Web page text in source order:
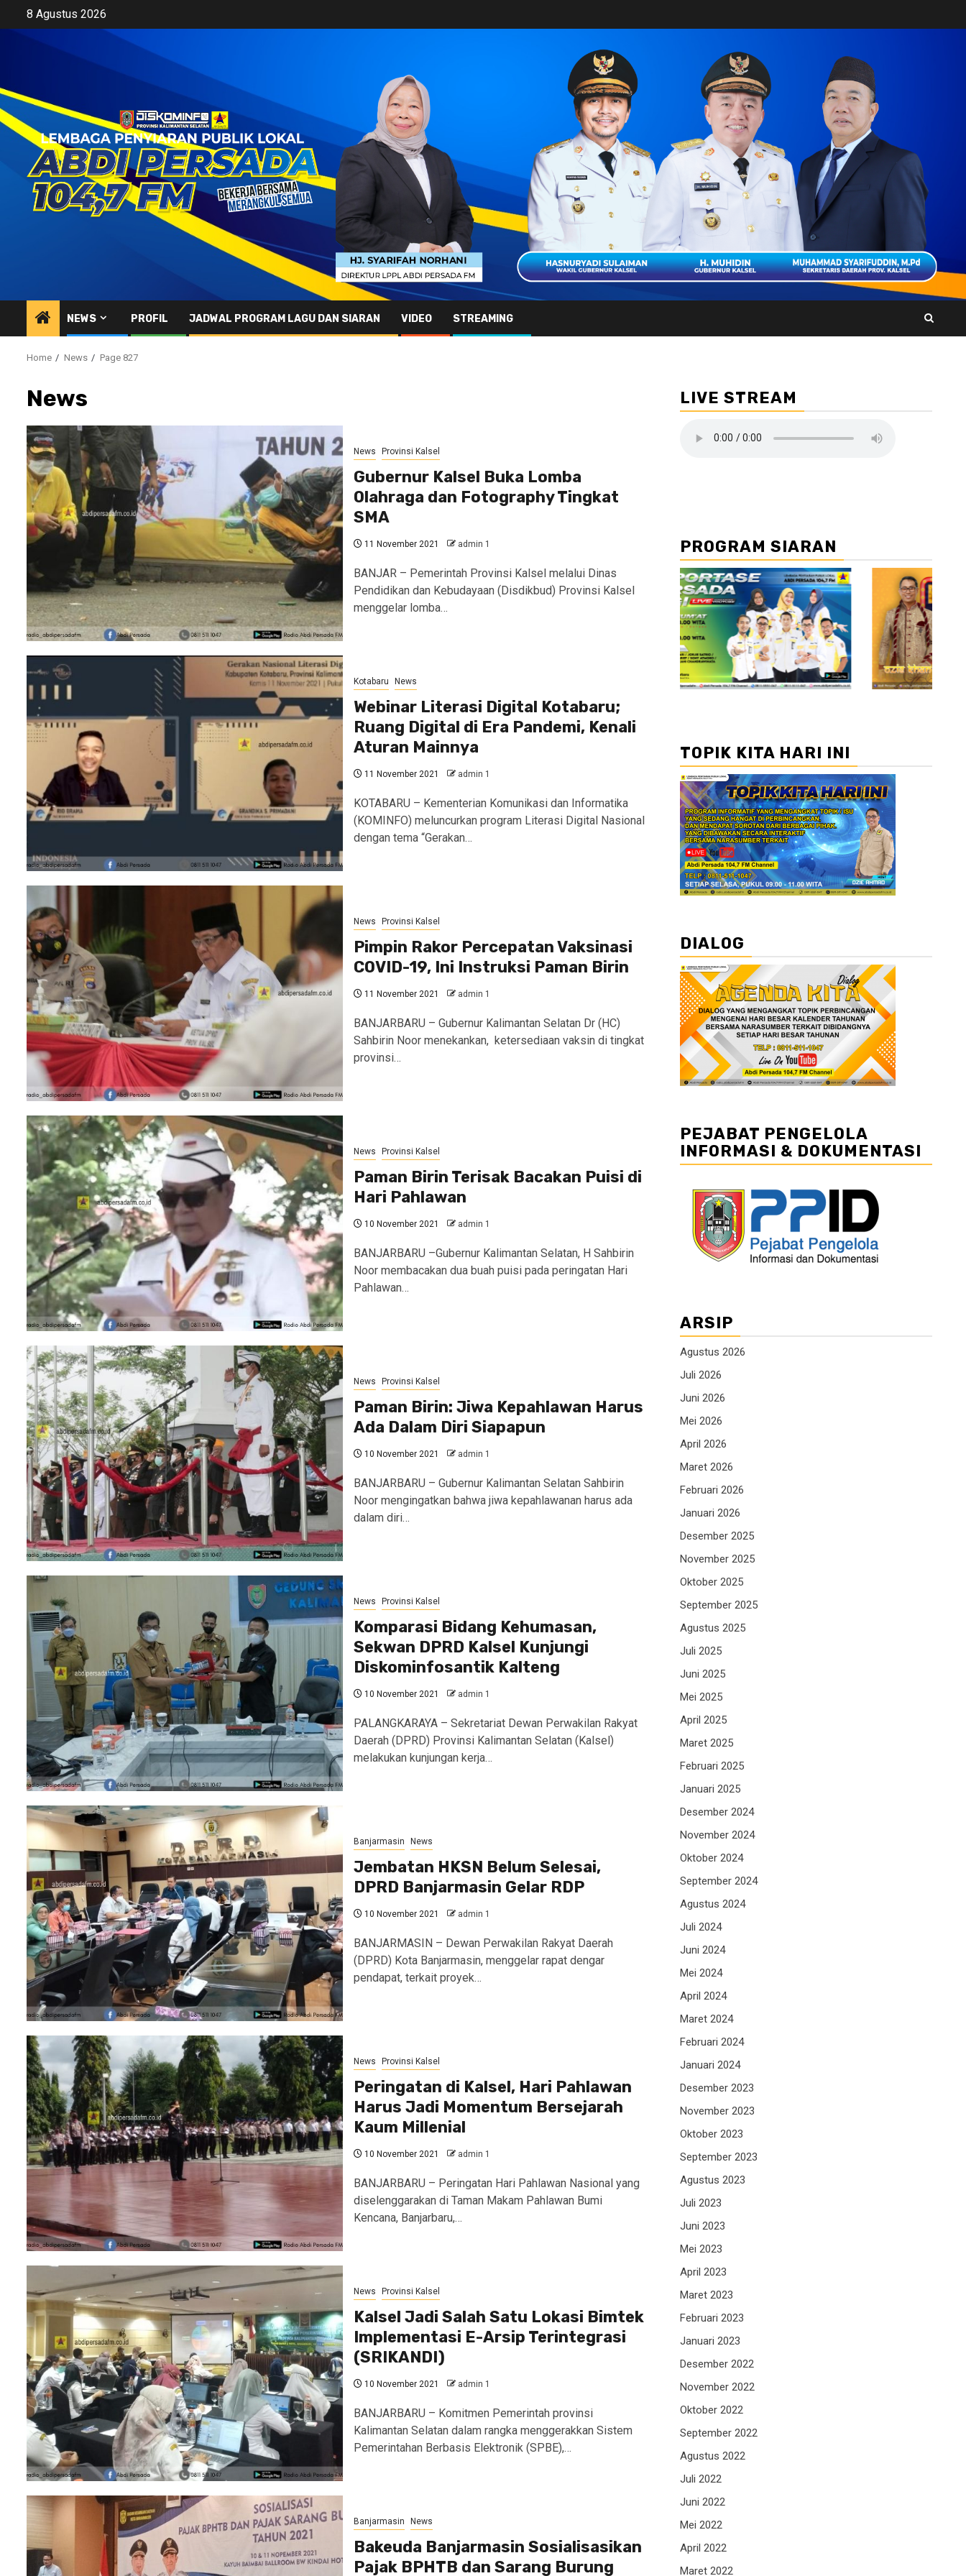
content
8 Agustus 2026
NEWS PROFIL JADWAL PROGRAM LAGU DAN SIARAN VIDEO STREAMING
Home News Page 827
News
News Provinsi Kalsel
Gubernur Kalsel Buka Lomba
Olahraga dan Fotography Tingkat
SMA
11 November 2021 admin 1
BANJAR – Pemerintah Provinsi Kalsel melalui Dinas
Pendidikan dan Kebudayaan (Disdikbud) Provinsi Kalsel
menggelar lomba…
Kotabaru News
Webinar Literasi Digital Kotabaru;
Ruang Digital di Era Pandemi, Kenali
Aturan Mainnya
11 November 2021 admin 1
KOTABARU – Kementerian Komunikasi dan Informatika
(KOMINFO) meluncurkan program Literasi Digital Nasional
dengan tema “Gerakan…
News Provinsi Kalsel
Pimpin Rakor Percepatan Vaksinasi
COVID-19, Ini Instruksi Paman Birin
11 November 2021 admin 1
BANJARBARU – Gubernur Kalimantan Selatan Dr (HC)
Sahbirin Noor menekankan, ketersediaan vaksin di tingkat
provinsi…
News Provinsi Kalsel
Paman Birin Terisak Bacakan Puisi di
Hari Pahlawan
10 November 2021 admin 1
BANJARBARU –Gubernur Kalimantan Selatan, H Sahbirin
Noor membacakan dua buah puisi pada peringatan Hari
Pahlawan…
News Provinsi Kalsel
Paman Birin: Jiwa Kepahlawan Harus
Ada Dalam Diri Siapapun
10 November 2021 admin 1
BANJARBARU – Gubernur Kalimantan Selatan Sahbirin
Noor mengingatkan bahwa jiwa kepahlawanan harus ada
dalam diri…
News Provinsi Kalsel
Komparasi Bidang Kehumasan,
Sekwan DPRD Kalsel Kunjungi
Diskominfosantik Kalteng
10 November 2021 admin 1
PALANGKARAYA – Sekretariat Dewan Perwakilan Rakyat
Daerah (DPRD) Provinsi Kalimantan Selatan (Kalsel)
melakukan kunjungan kerja…
Banjarmasin News
Jembatan HKSN Belum Selesai,
DPRD Banjarmasin Gelar RDP
10 November 2021 admin 1
BANJARMASIN – Dewan Perwakilan Rakyat Daerah
(DPRD) Kota Banjarmasin, menggelar rapat dengar
pendapat, terkait proyek…
News Provinsi Kalsel
Peringatan di Kalsel, Hari Pahlawan
Harus Jadi Momentum Bersejarah
Kaum Millenial
10 November 2021 admin 1
BANJARBARU – Peringatan Hari Pahlawan Nasional yang
diselenggarakan di Taman Makam Pahlawan Bumi
Kencana, Banjarbaru,…
News Provinsi Kalsel
Kalsel Jadi Salah Satu Lokasi Bimtek
Implementasi E-Arsip Terintegrasi
(SRIKANDI)
10 November 2021 admin 1
BANJARBARU – Komitmen Pemerintah provinsi
Kalimantan Selatan dalam rangka menggerakkan Sistem
Pemerintahan Berbasis Elektronik (SPBE),…
Banjarmasin News
Bakeuda Banjarmasin Sosialisasikan
Pajak BPHTB dan Sarang Burung
LIVE STREAM
PROGRAM SIARAN
//2
TOPIK KITA HARI INI
DIALOG
PEJABAT PENGELOLA
INFORMASI & DOKUMENTASI
ARSIP
Agustus 2026
Juli 2026
Juni 2026
Mei 2026
April 2026
Maret 2026
Februari 2026
Januari 2026
Desember 2025
November 2025
Oktober 2025
September 2025
Agustus 2025
Juli 2025
Juni 2025
Mei 2025
April 2025
Maret 2025
Februari 2025
Januari 2025
Desember 2024
November 2024
Oktober 2024
September 2024
Agustus 2024
Juli 2024
Juni 2024
Mei 2024
April 2024
Maret 2024
Februari 2024
Januari 2024
Desember 2023
November 2023
Oktober 2023
September 2023
Agustus 2023
Juli 2023
Juni 2023
Mei 2023
April 2023
Maret 2023
Februari 2023
Januari 2023
Desember 2022
November 2022
Oktober 2022
September 2022
Agustus 2022
Juli 2022
Juni 2022
Mei 2022
April 2022
Maret 2022